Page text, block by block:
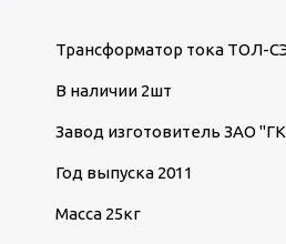
Трансформатор тока ТОЛ-
В наличии 2шт
Завод изготовитель ЗАО
Год выпуска 2011
Масса 25кг